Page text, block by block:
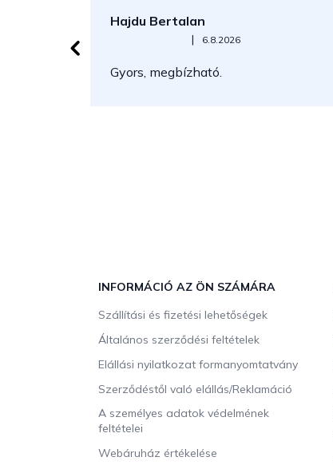
Hajdu Bertalan
Az áruház értékelése 5-ből 5 csillag.
| 6.8.2026
Gyors, megbízható.
INFORMÁCIÓ AZ ÖN SZÁMÁRA
Szállítási és fizetési lehetőségek
Általános szerződési feltételek
Elállási nyilatkozat formanyomtatvány
Szerződéstől való elállás/Reklamáció
A személyes adatok védelmének
feltételei
Webáruház értékelése